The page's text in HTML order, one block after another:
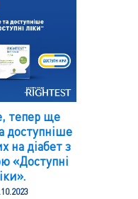
тепер ще
доступніше
на діабет з
«Доступні